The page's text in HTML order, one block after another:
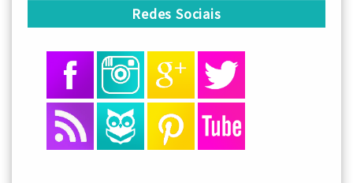
Redes Sociais